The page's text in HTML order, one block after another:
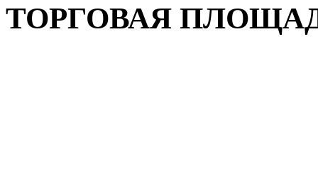
ТОРГОВАЯ